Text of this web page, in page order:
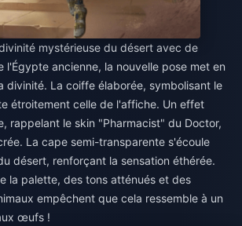
mystérieuse du désert avec de
l'Égypte ancienne, la nouvelle pose met en
divinité. La coiffe élaborée, symbolisant le
étroitement celle de l'affiche. Un effet
rappelant le skin "Pharmacist" du Doctor,
La cape semi-transparente s'écoule
désert, renforçant la sensation éthérée.
la palette, des tons atténués et des
empêchent que cela ressemble à un
œufs !